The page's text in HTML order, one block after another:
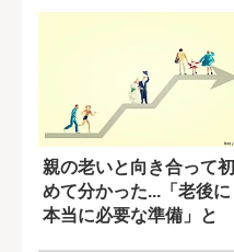
親の老いと向き合って初
めて分かった...「老後に
本当に必要な準備」と